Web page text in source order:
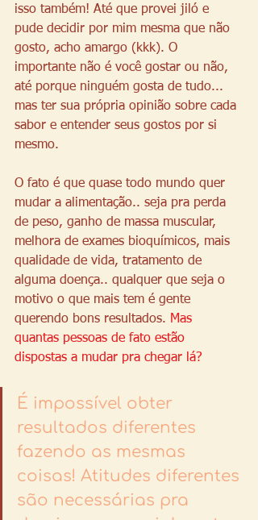
isso também! Até que provei jiló e
pude decidir por mim mesma que não
gosto, acho amargo (kkk). O
importante não é você gostar ou não,
até porque ninguém gosta de tudo...
mas ter sua própria opinião sobre cada
sabor e entender seus gostos por si
mesmo.
O fato é que quase todo mundo quer
mudar a alimentação.. seja pra perda
de peso, ganho de massa muscular,
melhora de exames bioquímicos, mais
qualidade de vida, tratamento de
alguma doença.. qualquer que seja o
motivo o que mais tem é gente
querendo bons resultados. Mas
quantas pessoas de fato estão
dispostas a mudar pra chegar lá?
É impossível obter
resultados diferentes
fazendo as mesmas
coisas! Atitudes diferentes
são necessárias pra